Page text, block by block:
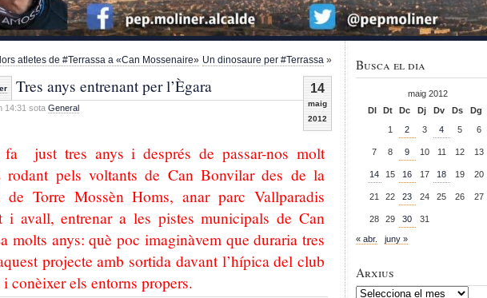
atletes de #Terrassa a «Can Mossenaire» Un dinosaure per #Terrassa »
14
maig
2012
Tres anys entrenant per l’Ègara
14:31 sota General
fa just tres anys i després de passar-nos molt
rodant pels voltants de Can Bonvilar des de la
de Torre Mossèn Homs, anar parc Vallparadis
i avall, entrenar a les pistes municipals de Can
molts anys: què poc imaginàvem que duraria tres
projecte amb sortida davant l’hípica del club
i conèixer els entorns propers.
Busca el dia
maig 2012
Dl
Dt Dc Dj Dv Ds
Dg
1
2 3 4 5 6
7 8 9 10 11 12 13
14 15 16 17 18 19 20
21 22 23 24 25 26 27
28 29 30 31
« abr. juny »
Arxius
Arxius